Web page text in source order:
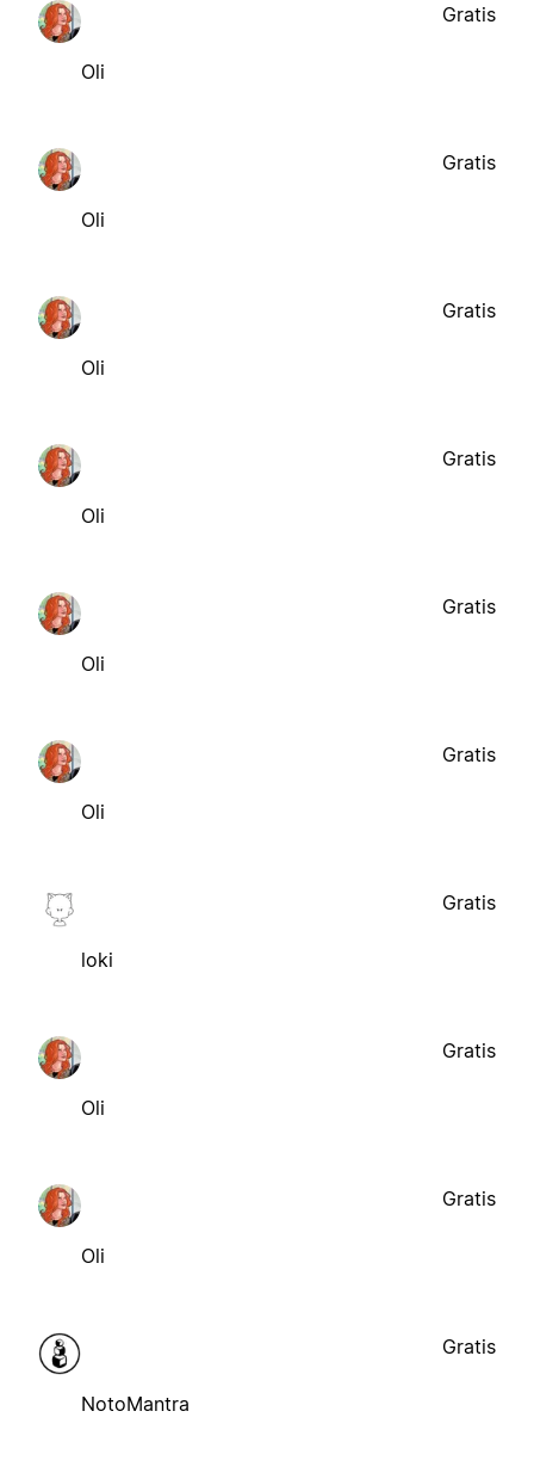
Oli
Gratis
Oli
Gratis
Oli
Gratis
Oli
Gratis
Oli
Gratis
Oli
Gratis
loki
Gratis
Oli
Gratis
Oli
Gratis
NotoMantra
Gratis